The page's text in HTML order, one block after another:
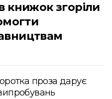
книжок згоріли
проза дарує